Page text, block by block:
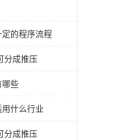
的程序流程
分成推压
些
什么行业
分成推压